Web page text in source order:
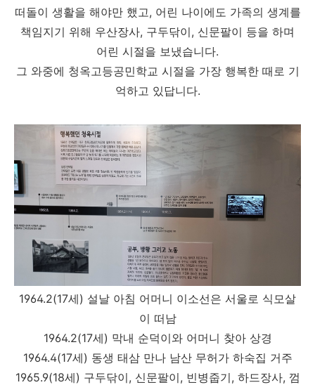
떠돌이 생활을 해야만 했고, 어린 나이에도 가족의 생계를
책임지기 위해 우산장사, 구두닦이, 신문팔이 등을 하며
어린 시절을 보냈습니다.
그 와중에 청옥고등공민학교 시절을 가장 행복한 때로 기
억하고 있답니다.
1964.2(17세) 설날 아침 어머니 이소선은 서울로 식모살
이 떠남
1964.2(17세) 막내 순덕이와 어머니 찾아 상경
1964.4(17세) 동생 태삼 만나 남산 무허가 하숙집 거주
1965.9(18세) 구두닦이, 신문팔이, 빈병줍기, 하드장사, 껌